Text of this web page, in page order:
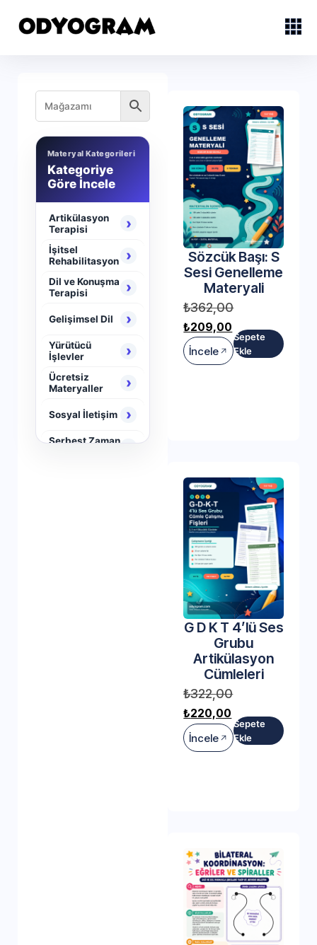
Materyal Kategorileri
Kategoriye
Göre İncele
Artikülasyon
Terapisi
›
İşitsel
Rehabilitasyon
›
Dil ve Konuşma
Terapisi
›
Gelişimsel Dil ›
Yürütücü
İşlevler
›
Ücretsiz
Materyaller
›
Sosyal İletişim ›
Serbest Zaman
Sözcük Başı: S
Sesi Genelleme
Materyali
₺362,00
₺209,00
İncele
Sepete
Ekle
G D K T 4’lü Ses
Grubu
Artikülasyon
Cümleleri
₺322,00
₺220,00
İncele
Sepete
Ekle